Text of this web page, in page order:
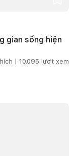
gian sống hiện
| 10.095 lượt xem